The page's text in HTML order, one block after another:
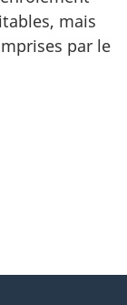
mais
par le